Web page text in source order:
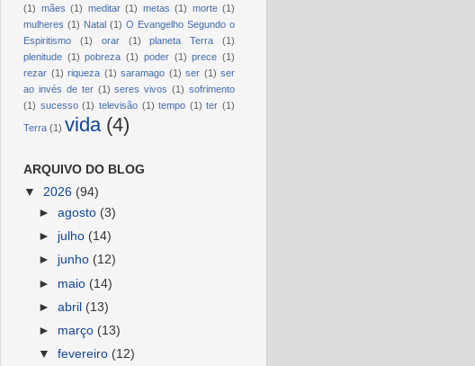
(1) mães (1) meditar (1) metas (1) morte (1)
mulheres (1) Natal (1) O Evangelho Segundo o
Espiritismo
(1) orar (1) planeta Terra
(1)
plenitude (1) pobreza (1) poder (1) prece (1)
rezar (1) riqueza (1) saramago (1) ser (1) ser
ao invés de ter (1) seres vivos (1) sofrimento
(1) sucesso (1) televisão (1) tempo (1) ter (1)
Terra (1) vida (4)
ARQUIVO DO BLOG
▼ 2026 (94)
►agosto (3)
► julho (14)
► junho (12)
► maio (14)
►abril (13)
► março (13)
▼fevereiro (12)